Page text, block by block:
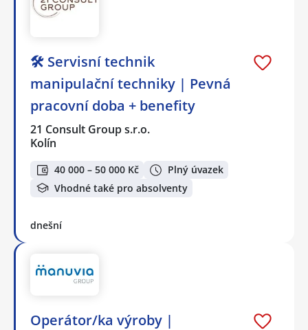
🛠️ Servisní technik
manipulační techniky | Pevná
pracovní doba + benefity
21 Consult Group s.r.o.
Kolín
40 000 – 50 000 Kč
Plný úvazek
Vhodné také pro absolventy
dnešní
Operátor/ka výroby |